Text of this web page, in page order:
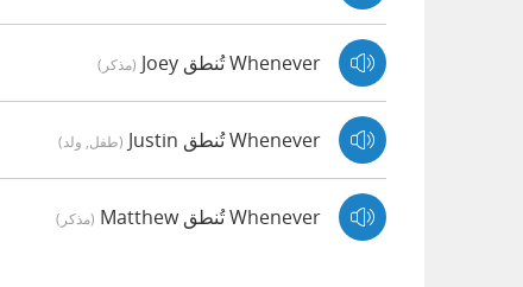
Whenever تُنطق Joey (مذكر)
Whenever تُنطق Justin (طفل, ولد)
Whenever تُنطق Matthew (مذكر)